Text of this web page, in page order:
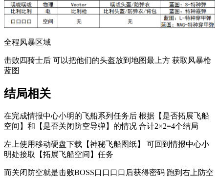
全程风暴区域
击败四骑士后 可以把他们的头盔放到地图最上方 获取风暴枪
蓝图
结局相关
在完成情报中心小明的飞船系列任务后 根据【是否拓展飞船
空间】和【是否关闭防空导弹】的情况 合计2×2=4个结局
左上使用移动硬盘下载【神秘飞船图纸】 可回到情报中心小
明处接取【拓展飞船空间】任务
而关闭防空就是击败BOSS口口口口后获得密码 跑到右上防空